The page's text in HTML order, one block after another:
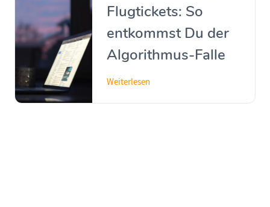
Flugtickets: So
entkommst Du der
Algorithmus-Falle
Weiterlesen